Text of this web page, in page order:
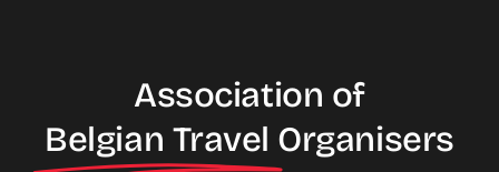
Association of
Belgian Travel Organisers